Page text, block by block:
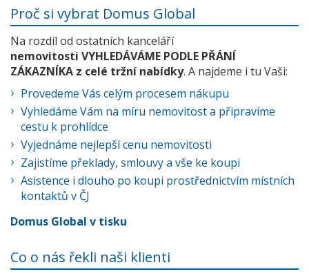
Proč si vybrat Domus Global
Na rozdíl od ostatních kanceláří
nemovitosti VYHLEDÁVÁME PODLE PŘÁNÍ
ZÁKAZNÍKA z celé tržní nabídky. A najdeme i tu Vaši:
Provedeme Vás celým procesem nákupu
Vyhledáme Vám na míru nemovitost a připravíme
cestu k prohlídce
Vyjednáme nejlepší cenu nemovitosti
Zajistíme překlady, smlouvy a vše ke koupi
Asistence i dlouho po koupi prostřednictvím místních
kontaktů v ČJ
Domus Global v tisku
Co o nás řekli naši klienti